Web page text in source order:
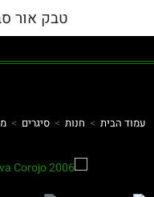
טבק אור
הבית > חנות > סיגרים > מארזים